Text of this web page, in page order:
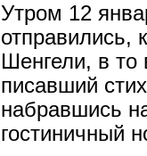
Утром 12
отправились,
Шенгели, в то
писавший
набравшись
гостиничный